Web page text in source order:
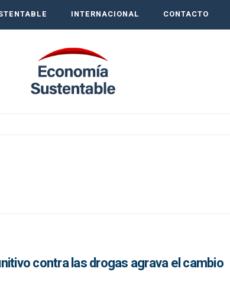
INTERNACIONAL CONTACTO
contra las drogas agrava el cambio